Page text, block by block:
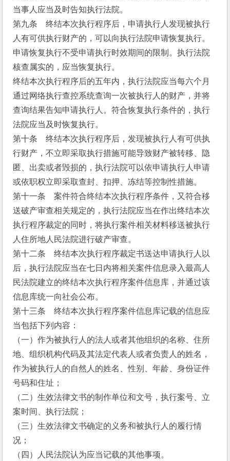
当事人应当及时告知执行法院。
第九条    终结本次执行程序后，申请执行人发现被执行
人有可供执行财产的，可以向执行法院申请恢复执行。
申请恢复执行不受申请执行时效期间的限制。执行法院
核查属实的，应当恢复执行。
终结本次执行程序后的五年内，执行法院应当每六个月
通过网络执行查控系统查询一次被执行人的财产，并将
查询结果告知申请执行人。符合恢复执行条件的，执行
法院应当及时恢复执行。
第十条    终结本次执行程序后，发现被执行人有可供执
行财产，不立即采取执行措施可能导致财产被转移、隐
匿、出卖或者毁损的，执行法院可以依申请执行人申请
或依职权立即采取查封、扣押、冻结等控制性措施。
第十一条    案件符合终结本次执行程序条件，又符合移
送破产审查相关规定的，执行法院应当在作出终结本次
执行程序裁定的同时，将执行案件相关材料移送被执行
人住所地人民法院进行破产审查。
第十二条    终结本次执行程序裁定书送达申请执行人以
后，执行法院应当在七日内将相关案件信息录入最高人
民法院建立的终结本次执行程序案件信息库，并通过该
信息库统一向社会公布。
第十三条    终结本次执行程序案件信息库记载的信息应
当包括下列内容：
（一）作为被执行人的法人或者其他组织的名称、住所
地、组织机构代码及其法定代表人或者负责人的姓名，
作为被执行人的自然人的姓名、性别、年龄、身份证件
号码和住址；
（二）生效法律文书的制作单位和文号，执行案号、立
案时间、执行法院；
（三）生效法律文书确定的义务和被执行人的履行情
况；
（四）人民法院认为应当记载的其他事项。